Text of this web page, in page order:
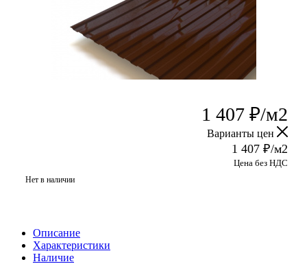
1 407 ₽/м2
Варианты цен
1 407 ₽/м2
Цена без НДС
Нет в наличии
Описание
Характеристики
Наличие